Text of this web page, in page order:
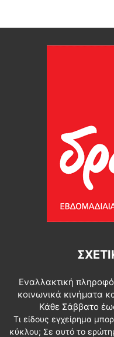
Εναλλακτική
κοινωνικά κινήματα
Κάθε Σάββατο
Τι είδους εγχείρημα
κύκλου; Σε αυτό το